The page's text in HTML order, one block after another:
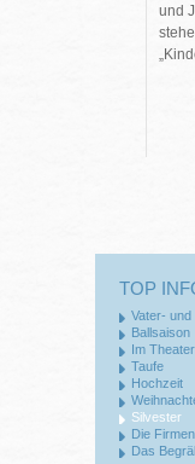
und
TOP
Vater-
Ballsaison
Im Theater
Taufe
Hochzeit
Silvester
Die
Das